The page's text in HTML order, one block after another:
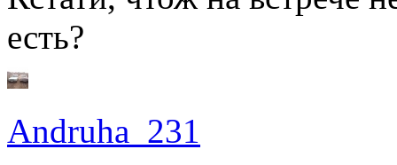
есть?
Andruha_231